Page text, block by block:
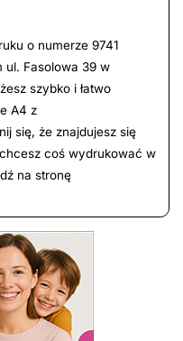
o numerze 9741
ul. Fasolowa 39 w
szybko i łatwo
A4 z
się, że znajdujesz się
coś wydrukować w
na stronę